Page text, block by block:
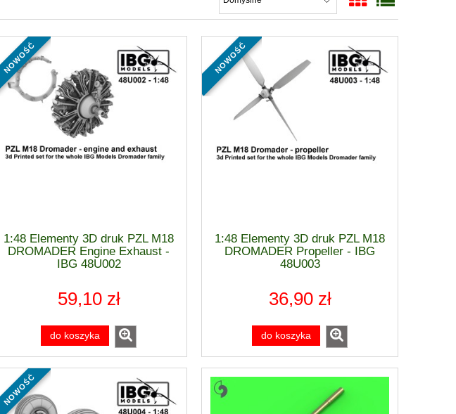
1:48 Elementy 3D druk PZL M18
DROMADER Engine Exhaust -
IBG 48U002
59,10 zł
do koszyka
nowość
1:48 Elementy 3D druk PZL M18
DROMADER Propeller - IBG
48U003
36,90 zł
do koszyka
nowość
nowość